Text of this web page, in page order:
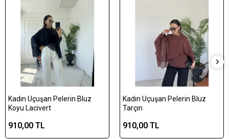
Kadın Uçuşan Pelerin Bluz
Koyu Lacivert
910,00 TL
Kadın Uçuşan Pelerin Bluz
Tarçın
910,00 TL